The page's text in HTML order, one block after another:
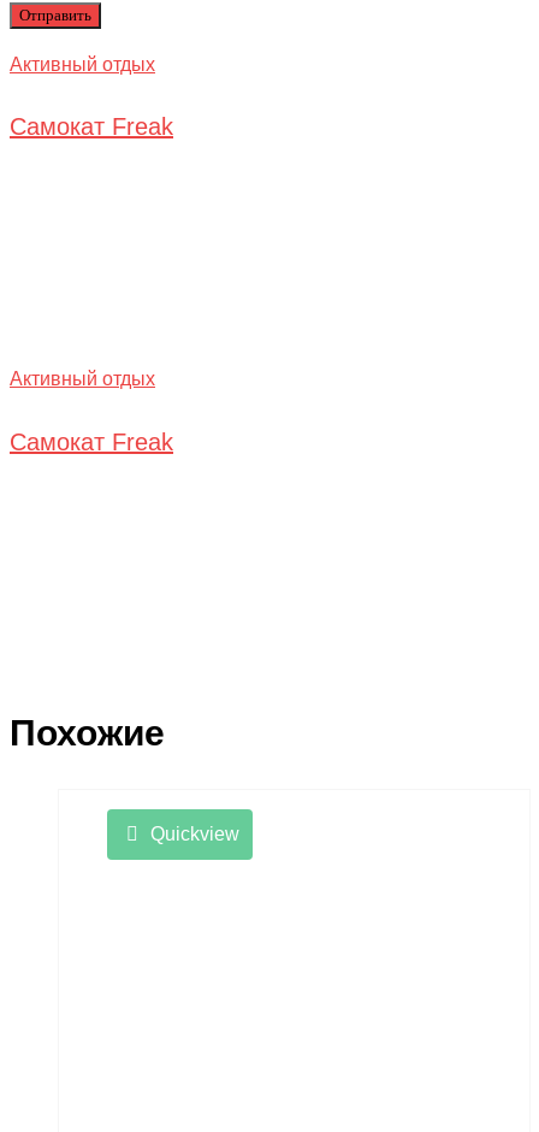
Активный отдых
Самокат Freak
Активный отдых
Самокат Freak
Похожие
Quickview